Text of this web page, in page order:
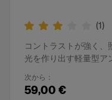
(1)
コントラストが強く、
光を作り出す軽量型ア
次から：
59,00 €